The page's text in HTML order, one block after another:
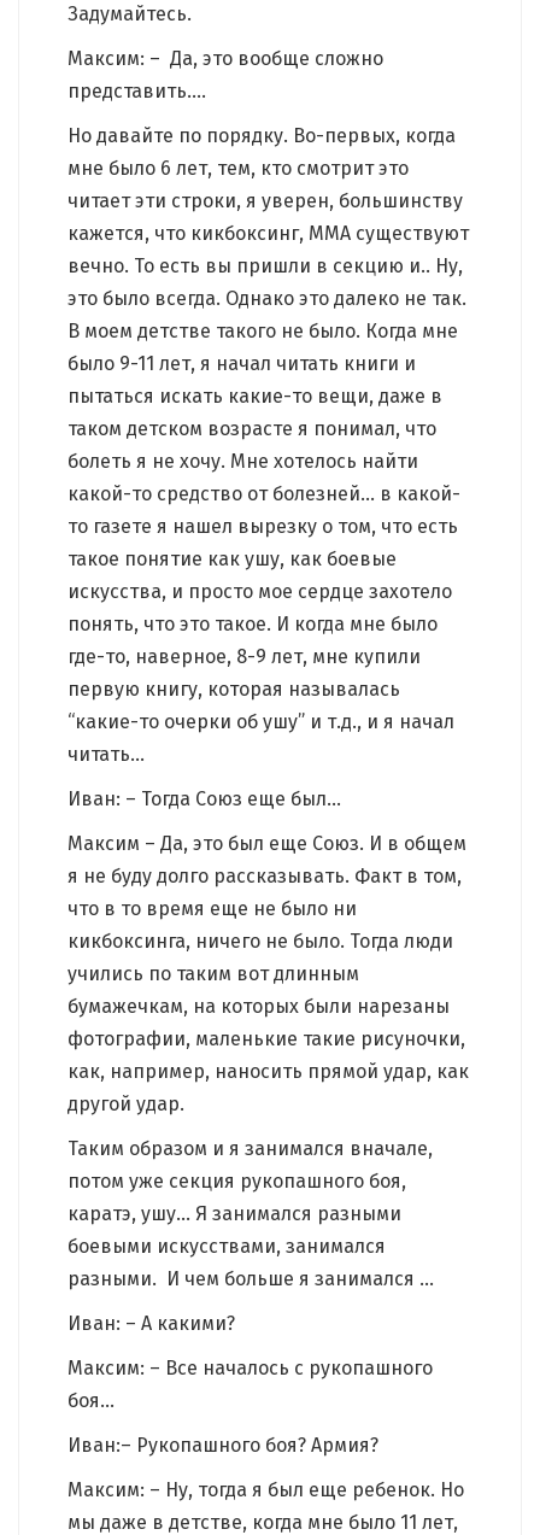
Задумайтесь.
Максим: – Да, это вообще сложно
представить….
Но давайте по порядку. Во-первых, когда
мне было 6 лет, тем, кто смотрит это
читает эти строки, я уверен, большинству
кажется, что кикбоксинг, ММА существуют
вечно. То есть вы пришли в секцию и.. Ну,
это было всегда. Однако это далеко не так.
В моем детстве такого не было. Когда мне
было 9-11 лет, я начал читать книги и
пытаться искать какие-то вещи, даже в
таком детском возрасте я понимал, что
болеть я не хочу. Мне хотелось найти
какой-то средство от болезней… в какой-
то газете я нашел вырезку о том, что есть
такое понятие как ушу, как боевые
искусства, и просто мое сердце захотело
понять, что это такое. И когда мне было
где-то, наверное, 8-9 лет, мне купили
первую книгу, которая называлась
“какие-то очерки об ушу” и т.д., и я начал
читать…
Иван: – Тогда Союз еще был…
Максим – Да, это был еще Союз. И в общем
я не буду долго рассказывать. Факт в том,
что в то время еще не было ни
кикбоксинга, ничего не было. Тогда люди
учились по таким вот длинным
бумажечкам, на которых были нарезаны
фотографии, маленькие такие рисуночки,
как, например, наносить прямой удар, как
другой удар.
Таким образом и я занимался вначале,
потом уже секция рукопашного боя,
каратэ, ушу… Я занимался разными
боевыми искусствами, занимался
разными. И чем больше я занимался …
Иван: – А какими?
Максим: – Все началось с рукопашного
боя…
Иван:– Рукопашного боя? Армия?
Максим: – Ну, тогда я был еще ребенок. Но
мы даже в детстве, когда мне было 11 лет,